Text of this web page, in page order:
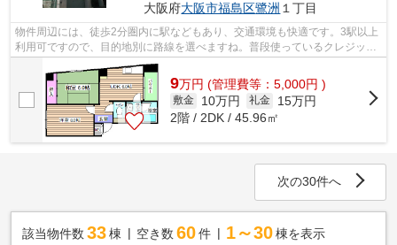
大阪府大阪市福島区鷺洲 １丁目
物件周辺には、徒歩2分圏内に駅などもあり、交通環境も快適です。3駅以上
利用可ですので、目的地別に路線を選べますね。普段使っているクレジット
で、初期費用のカード決済が可能です...
9万円 (管理費等：5,000円 )
敷金 10万円 礼金
15万円
2階 / 2DK / 45.96㎡
次の30件へ
該当物件数 33棟 空き数 60 件 1～30 棟を表示